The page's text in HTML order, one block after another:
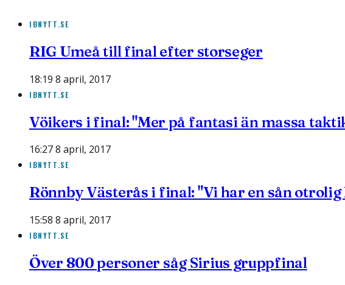
IBNYTT.SE
RIG Umeå till final efter storseger
18:19 8 april, 2017
IBNYTT.SE
Vöikers i final: "Mer på fantasi än massa
16:27 8 april, 2017
IBNYTT.SE
Rönnby Västerås i final: "Vi har en sån
15:58 8 april, 2017
IBNYTT.SE
Över 800 personer såg Sirius gruppfinal